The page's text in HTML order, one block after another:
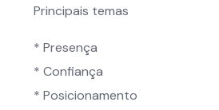
Principais temas
* Presença
* Confiança
* Posicionamento